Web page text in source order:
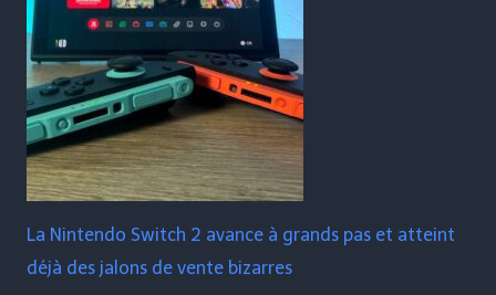
La Nintendo Switch 2 avance à grands pas et atteint
déjà des jalons de vente bizarres